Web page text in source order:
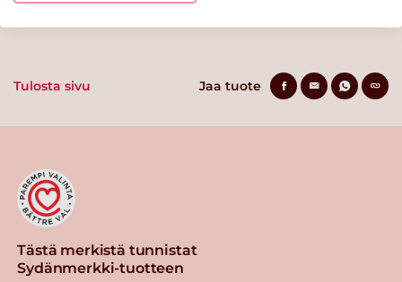
Tulosta sivu Jaa tuote
Tästä merkistä tunnistat
Sydänmerkki-tuotteen